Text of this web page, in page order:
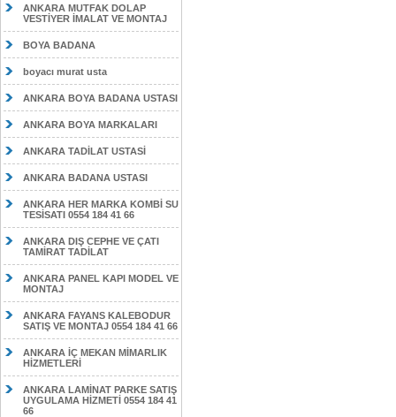
ANKARA MUTFAK DOLAP
VESTİYER İMALAT VE MONTAJ
BOYA BADANA
boyacı murat usta
ANKARA BOYA BADANA USTASI
ANKARA BOYA MARKALARI
ANKARA TADİLAT USTASİ
ANKARA BADANA USTASI
ANKARA HER MARKA KOMBİ SU
TESİSATI 0554 184 41 66
ANKARA DIŞ CEPHE VE ÇATI
TAMİRAT TADİLAT
ANKARA PANEL KAPI MODEL VE
MONTAJ
ANKARA FAYANS KALEBODUR
SATIŞ VE MONTAJ 0554 184 41 66
ANKARA İÇ MEKAN MİMARLIK
HİZMETLERİ
ANKARA LAMİNAT PARKE SATIŞ
UYGULAMA HİZMETİ 0554 184 41
66